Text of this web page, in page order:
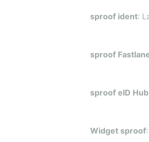
sproof ident:
sproof
sproof eID Hub
Widget sproof